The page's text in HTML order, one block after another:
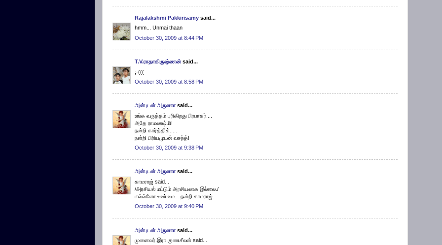
Rajalakshmi Pakkirisamy said...
hmm... Unmai thaan
October 30, 2009 at 8:44 PM
T.V.ராதாகிருஷ்ணன் said...
;-(((
October 30, 2009 at 8:58 PM
அன்புடன் அருணா said...
உங்க வருத்தம் புரிகிறது பிரபாகர்....
அதே ராமலக்ஷ்மி!
நன்றி கார்த்திக்.....
நன்றி பிரியமுடன் வசந்த்!
October 30, 2009 at 9:38 PM
அன்புடன் அருணா said...
காமராஜ் said...
/அரசியல் மட்டும் அரசியலாக இல்லை./
எவ்வ்ளோ உண்மை....நன்றி காமராஜ்.
October 30, 2009 at 9:40 PM
அன்புடன் அருணா said...
முனைவர்.இரா.குணசீலன் said...